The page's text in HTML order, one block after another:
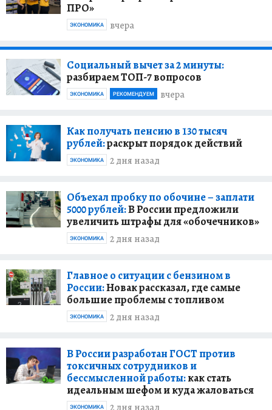
ПРО»
вчера
ЭКОНОМИКА
Социальный вычет за 2 минуты:
разбираем ТОП-7 вопросов
вчера
ЭКОНОМИКА РЕКОМЕНДУЕМ
Как получать пенсию в 130 тысяч
рублей:раскрыт порядок действий
2 дня назад
ЭКОНОМИКА
Объехал пробку по обочине – заплати
5000 рублей:В России предложили
увеличить штрафы для «обочечников»
2 дня назад
ЭКОНОМИКА
Главное о ситуации с бензином в
России:Новак рассказал, где самые
большие проблемы с топливом
2 дня назад
ЭКОНОМИКА
В России разработан ГОСТ против
токсичных сотрудников и
бессмысленной работы:как стать
идеальным шефом и куда жаловаться
ЭКОНОМИКА